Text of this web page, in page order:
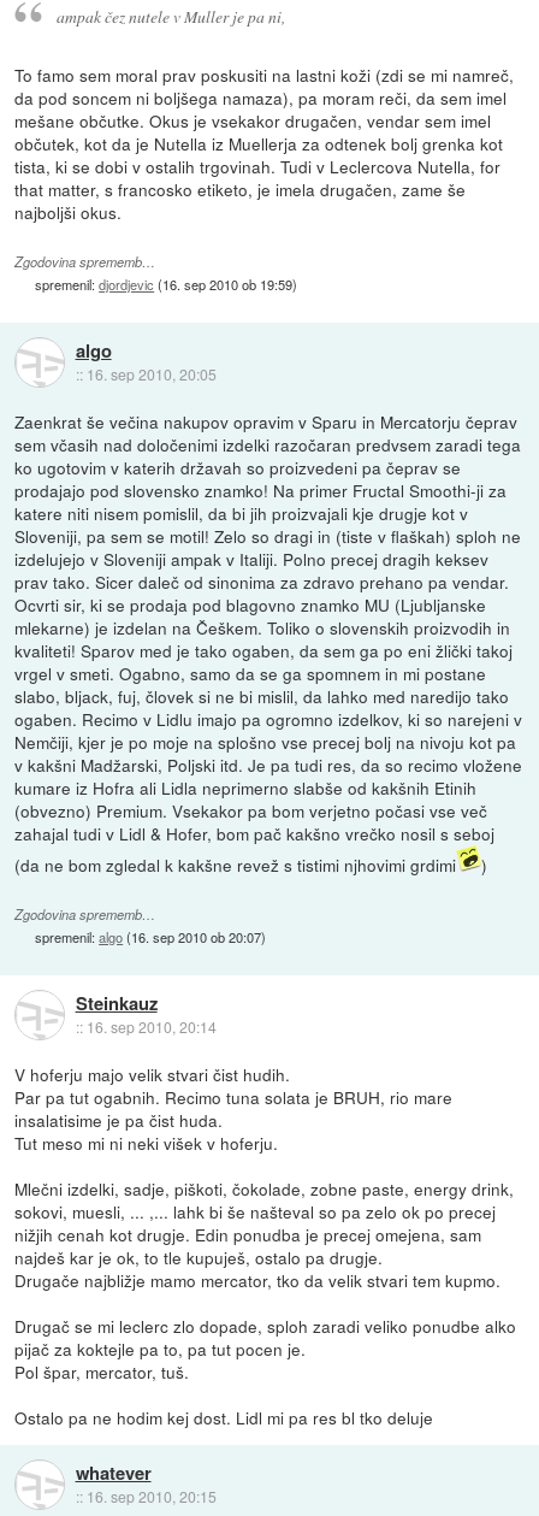
ampak čez nutele v Muller je pa ni,
To famo sem moral prav poskusiti na lastni koži (zdi se mi namreč,
da pod soncem ni boljšega namaza), pa moram reči, da sem imel
mešane občutke. Okus je vsekakor drugačen, vendar sem imel
občutek, kot da je Nutella iz Muellerja za odtenek bolj grenka kot
tista, ki se dobi v ostalih trgovinah. Tudi v Leclercova Nutella, for
that matter, s francosko etiketo, je imela drugačen, zame še
najboljši okus.
Zgodovina sprememb…
spremenil:djordjevic (16. sep 2010 ob 19:59)
algo
:: 16. sep 2010, 20:05
Zaenkrat še večina nakupov opravim v Sparu in Mercatorju čeprav
sem včasih nad določenimi izdelki razočaran predvsem zaradi tega
ko ugotovim v katerih državah so proizvedeni pa čeprav se
prodajajo pod slovensko znamko! Na primer Fructal Smoothi-ji za
katere niti nisem pomislil, da bi jih proizvajali kje drugje kot v
Sloveniji, pa sem se motil! Zelo so dragi in (tiste v flaškah) sploh ne
izdelujejo v Sloveniji ampak v Italiji. Polno precej dragih keksev
prav tako. Sicer daleč od sinonima za zdravo prehano pa vendar.
Ocvrti sir, ki se prodaja pod blagovno znamko MU (Ljubljanske
mlekarne) je izdelan na Češkem. Toliko o slovenskih proizvodih in
kvaliteti! Sparov med je tako ogaben, da sem ga po eni žlički takoj
vrgel v smeti. Ogabno, samo da se ga spomnem in mi postane
slabo, bljack, fuj, človek si ne bi mislil, da lahko med naredijo tako
ogaben. Recimo v Lidlu imajo pa ogromno izdelkov, ki so narejeni v
Nemčiji, kjer je po moje na splošno vse precej bolj na nivoju kot pa
v kakšni Madžarski, Poljski itd. Je pa tudi res, da so recimo vložene
kumare iz Hofra ali Lidla neprimerno slabše od kakšnih Etinih
(obvezno) Premium. Vsekakor pa bom verjetno počasi vse več
zahajal tudi v Lidl & Hofer, bom pač kakšno vrečko nosil s seboj
(da ne bom zgledal k kakšne revež s tistimi njhovimi grdimi
)
Zgodovina sprememb…
spremenil:algo(16. sep 2010 ob 20:07)
Steinkauz
:: 16. sep 2010, 20:14
V hoferju majo velik stvari čist hudih.
Par pa tut ogabnih. Recimo tuna solata je BRUH, rio mare
insalatisime je pa čist huda.
Tut meso mi ni neki višek v hoferju.
Mlečni izdelki, sadje, piškoti, čokolade, zobne paste, energy drink,
sokovi, muesli, ... ,... lahk bi še našteval so pa zelo ok po precej
nižjih cenah kot drugje. Edin ponudba je precej omejena, sam
najdeš kar je ok, to tle kupuješ, ostalo pa drugje.
Drugače najbližje mamo mercator, tko da velik stvari tem kupmo.
Drugač se mi leclerc zlo dopade, sploh zaradi veliko ponudbe alko
pijač za koktejle pa to, pa tut pocen je.
Pol špar, mercator, tuš.
Ostalo pa ne hodim kej dost. Lidl mi pa res bl tko deluje
whatever
:: 16. sep 2010, 20:15